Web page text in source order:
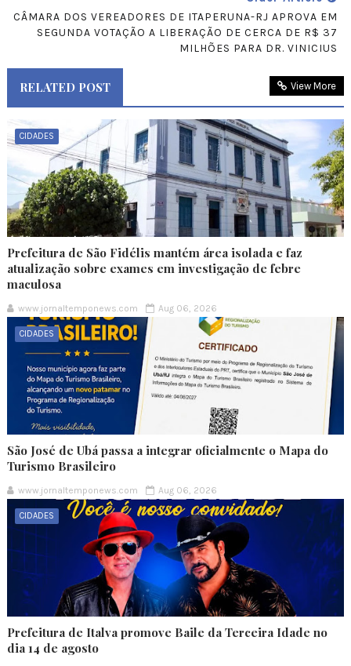
CÂMARA DOS VEREADORES DE ITAPERUNA-RJ APROVA EM
SEGUNDA VOTAÇÃO A LIBERAÇÃO DE CERCA DE R$ 37
MILHÕES PARA DR. VINICIUS
RELATED POST View More
CIDADES
Prefeitura de São Fidélis mantém área isolada e faz
atualização sobre exames em investigação de febre
maculosa
www.jornaltemponews.com Aug 06, 2026
CIDADES
São José de Ubá passa a integrar oficialmente o Mapa do
Turismo Brasileiro
www.jornaltemponews.com Aug 06, 2026
CIDADES
Prefeitura de Italva promove Baile da Terceira Idade no
dia 14 de agosto